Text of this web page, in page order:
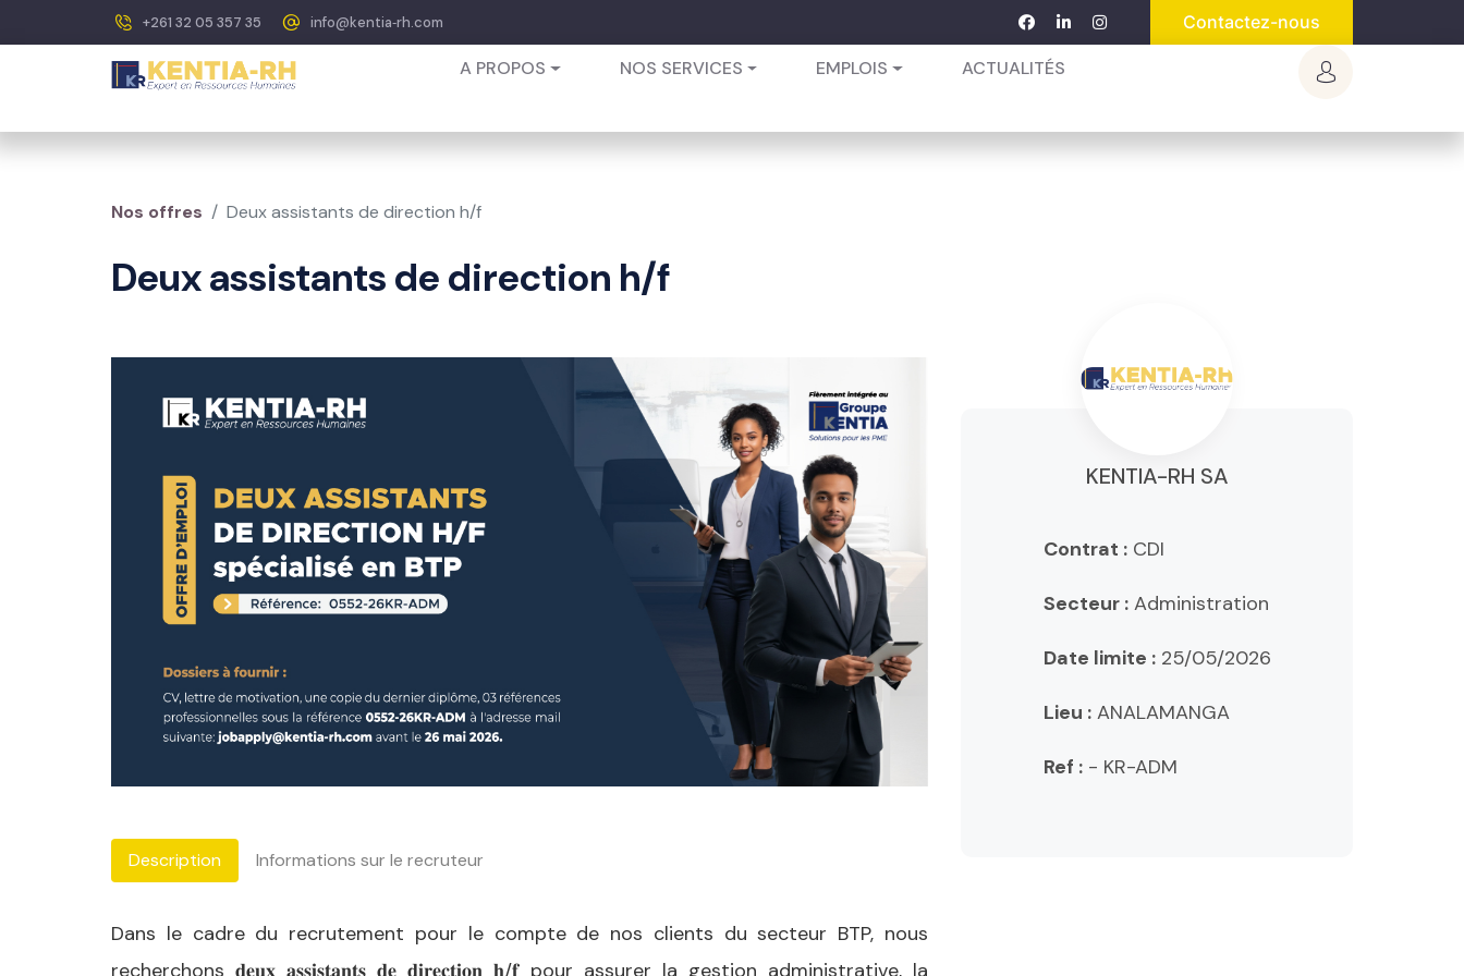
+261 32 05 357 35 info@kentia‐rh.com Contactez-nous
A PROPOS NOS SERVICES EMPLOIS ACTUALITÉS
Nos offres Deux assistants de direction h/f
Deux assistants de direction h/f
Description Informations sur le recruteur
Dans le cadre du recrutement pour le compte de nos clients du secteur BTP, nous
recherchons 𝐝𝐞𝐮𝐱 𝐚𝐬𝐬𝐢𝐬𝐭𝐚𝐧𝐭𝐬 𝐝𝐞 𝐝𝐢𝐫𝐞𝐜𝐭𝐢𝐨𝐧 𝐡/𝐟 pour assurer la gestion administrative, la
KENTIA-RH SA
Contrat :CDI
Secteur :Administration
Date limite :25/05/2026
Lieu :ANALAMANGA
Ref :- KR-ADM